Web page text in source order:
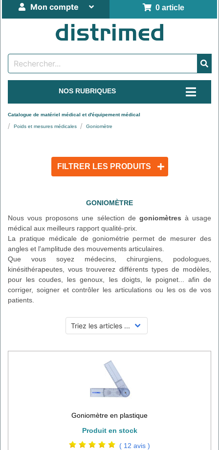
0 article
Mon compte
NOS RUBRIQUES
Catalogue de matériel médical et d'équipement médical
Poids et mesures médicales Goniomètre
FILTRER LES PRODUITS
GONIOMÈTRE
Nous vous proposons une sélection de goniomètres à usage
médical aux meilleurs rapport qualité-prix.
La pratique médicale de goniométrie permet de mesurer des
angles et l'amplitude des mouvements articulaires.
Que vous soyez médecins, chirurgiens, podologues,
kinésithérapeutes, vous trouverez différents types de modèles,
pour les coudes, les genoux, les doigts, le poignet... afin de
corriger, soigner et contrôler les articulations ou les os de vos
patients.
Goniomètre en plastique
Produit en stock
( 12 avis )